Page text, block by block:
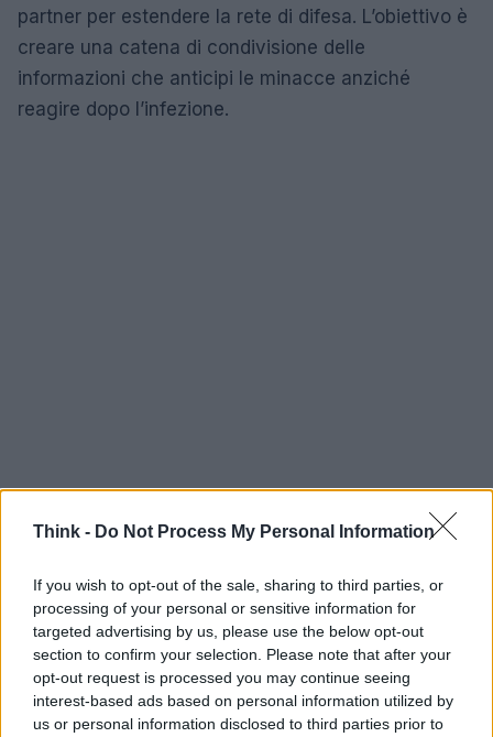
Think - Do Not Process My Personal Information
If you wish to opt-out of the sale, sharing to third parties, or
processing of your personal or sensitive information for
targeted advertising by us, please use the below opt-out
section to confirm your selection. Please note that after your
opt-out request is processed you may continue seeing
interest-based ads based on personal information utilized by
us or personal information disclosed to third parties prior to
partner per estendere la rete di difesa. L’obiettivo è
creare una catena di condivisione delle
informazioni che anticipi le minacce anziché
reagire dopo l’infezione.
Per gli utenti finali il risultato si traduce in una
alcun intervento diretto: il sistema agisce a livello
di rete per impedire che contenuti pericolosi
raggiungano il browser. Mantenere aggiornati gli
strumenti di segnalazione e ampliare la
collaborazione tra pubblico e privato rimane però